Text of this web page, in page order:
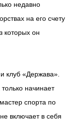
недавно
на его счету
которых он
клуб «Держава».
начинает
спорта по
включает в себя